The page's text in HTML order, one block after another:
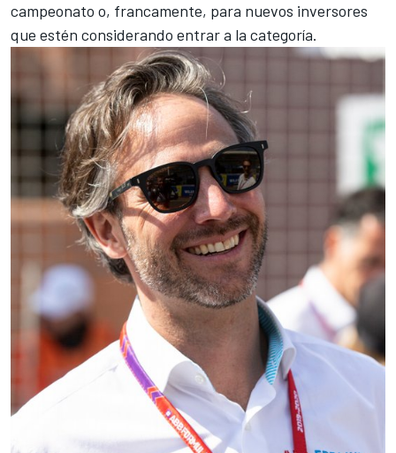
campeonato o, francamente, para nuevos inversores
que estén considerando entrar a la categoría.